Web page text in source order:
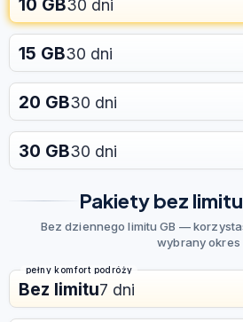
10 GB30 dni
15 GB30 dni
20 GB30 dni
30 GB30 dni
Pakiety bez
Bez dziennego limitu GB —
wybrany okres
pełny komfort podróży
Bez limitu7 dni